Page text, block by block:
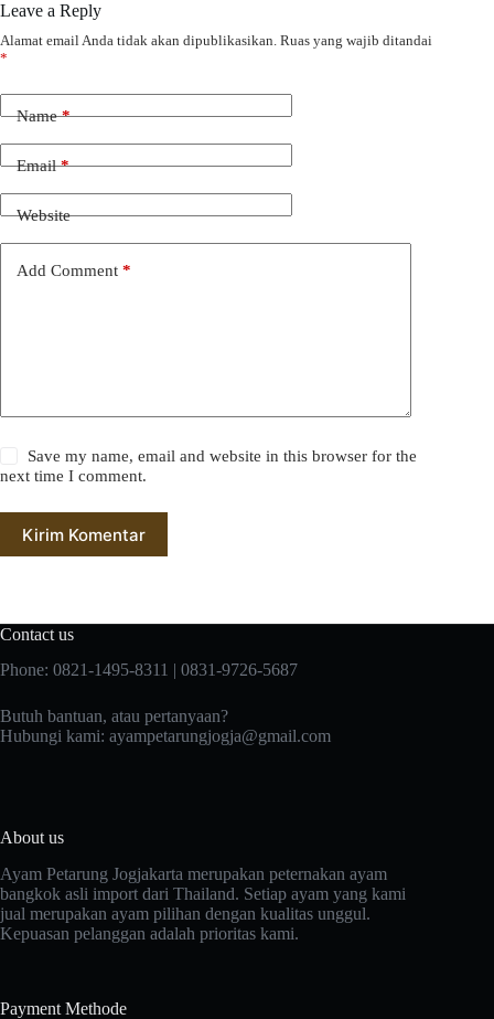
Leave a Reply
Alamat email Anda tidak akan dipublikasikan. Ruas yang wajib ditandai
*
Name*
Email*
Website
Add Comment *
Save my name, email and website in this browser for the
next time I comment.
Kirim Komentar
Contact us
Phone: 0821-1495-8311 | 0831-9726-5687
Butuh bantuan, atau pertanyaan?
Hubungi kami: ayampetarungjogja@gmail.com
About us
Ayam Petarung Jogjakarta merupakan peternakan ayam
bangkok asli import dari Thailand. Setiap ayam yang kami
jual merupakan ayam pilihan dengan kualitas unggul.
Kepuasan pelanggan adalah prioritas kami.
Payment Methode